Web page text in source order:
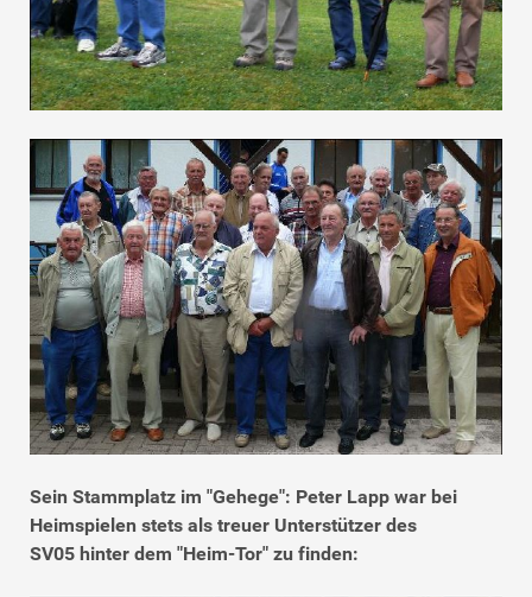
Sein Stammplatz im "Gehege": Peter Lapp war bei
Heimspielen stets als treuer Unterstützer des
SV05 hinter dem "Heim-Tor" zu finden: